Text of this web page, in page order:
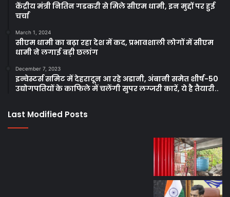
केंद्रीय मंत्री नितिन गडकरी से मिले सीएम धामी, इन मुद्दों पर हुई
चर्चा
March 1, 2024
सीएम धामी का बढ़ा रहा देश में कद, प्रभावशाली लोगों में सीएम
धामी ने लगाई बड़ी छलांग
December 7, 2023
इन्वेस्टर्स समिट में देहरादून आ रहे अडानी, अंबानी समेत शीर्ष-50
उद्योगपतियों के काफिले में चलेंगी सुपर लग्जरी कारें, ये है तैयारी..
Last Modified Posts